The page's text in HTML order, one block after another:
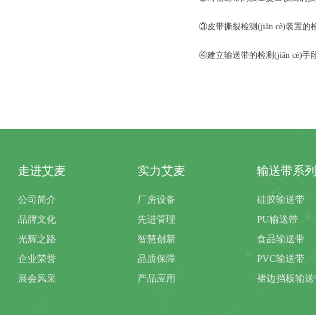
③皮带撕裂检测(jiǎn cè)装置的检
④建立输送带的检测(jiǎn cè)手段
走进艾麦
公司简介
品牌文化
光辉之路
企业荣誉
展会风采
实力艾麦
厂房设备
先进管理
智慧创新
品质保障
产品应用
输送带系列
硅胶输送带
PU输送带
食品输送带
PVC输送带
裙边挡板输送